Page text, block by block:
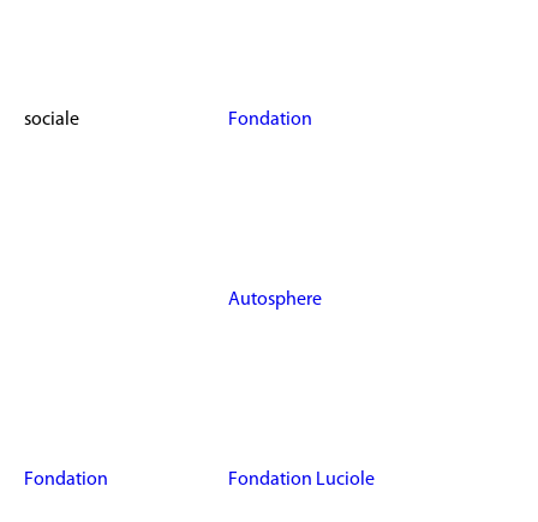
sociale Fondation
Autosphere
Fondation Fondation Luciole